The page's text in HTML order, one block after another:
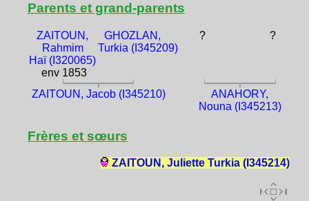
Parents et grand-parents
ZAITOUN,
Rahmim
Haï (I320065)
env 1853
GHOZLAN,
Turkia (I345209)
? ?
ZAITOUN, Jacob (I345210)
ANAHORY,
Nouna (I345213)
Frères et sœurs
ZAITOUN, Juliette Turkia (I345214)